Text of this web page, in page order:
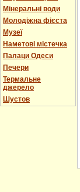
Мінеральні води
Молодіжна фієста
Музеї
Наметові містечка
Палаци Одеси
Печери
Термальне
джерело
Шустов